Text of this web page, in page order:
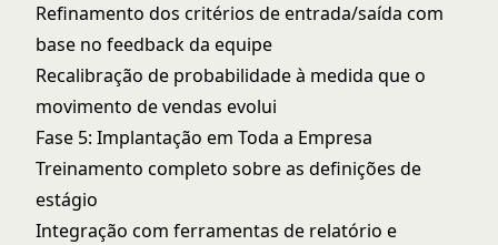
Refinamento dos critérios de entrada/saída com
base no feedback da equipe
Recalibração de probabilidade à medida que o
movimento de vendas evolui
Fase 5: Implantação em Toda a Empresa
Treinamento completo sobre as definições de
estágio
Integração com ferramentas de relatório e